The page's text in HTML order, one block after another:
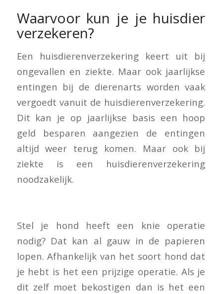
Waarvoor kun je je huisdier
verzekeren?
Een huisdierenverzekering keert uit bij
ongevallen en ziekte. Maar ook jaarlijkse
entingen bij de dierenarts worden vaak
vergoedt vanuit de huisdierenverzekering.
Dit kan je op jaarlijkse basis een hoop
geld besparen aangezien de entingen
altijd weer terug komen. Maar ook bij
ziekte is een huisdierenverzekering
noodzakelijk.
Stel je hond heeft een knie operatie
nodig? Dat kan al gauw in de papieren
lopen. Afhankelijk van het soort hond dat
je hebt is het een prijzige operatie. Als je
dit zelf moet bekostigen dan is het een